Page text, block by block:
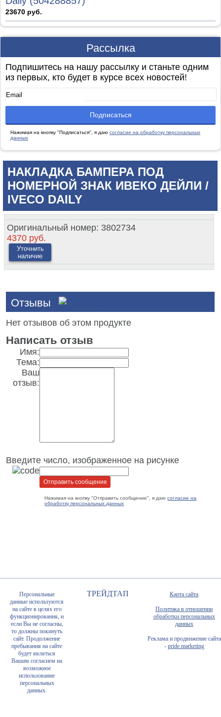
23670 руб.
Рассылка
Подпишитесь на нашу рассылку и станьте одним
из первых, кто будет в курсе всех новостей!
Нажимая на кнопку "Подписаться", я даю согласие на обработку персональных
данных
НАКЛАДКА БАМПЕРА ПОД
НОМЕРНОЙ ЗНАК ИВЕКО ДЕЙЛИ /
IVECO DAILY
Оригинальный номер: 3802734
4370 руб.
Уточнить
наличие
Отзывы
Нет отзывов об этом продукте
Написать отзыв
Имя:
Тема:
Ваш
отзыв:
Введите число, изображенное на рисунке
Нажимая на кнопку "Отправить сообщение", я даюсогласие на
обработку персональных данных
Персональные
данные используются
на сайте в целях его
функционирования, и
если Вы не согласны,
то должны покинуть
сайт. Продолжение
пребывания на сайте
будет являться
Вашим согласием на
возможное
использование
персональных
данных.
ТРЕЙДТАП Карта сайта
Политика в отношении
обработки персональных
данных
Реклама и продвижение сайта
- pride.marketing